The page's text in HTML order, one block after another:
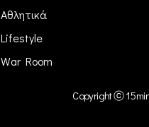
Αθλητικά
Lifestyle
War Room
Copyright ⓒ